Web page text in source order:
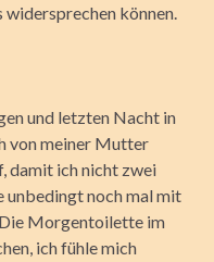
widersprechen können.
und letzten Nacht in
von meiner Mutter
damit ich nicht zwei
unbedingt noch mal mit
Morgentoilette im
ich fühle mich